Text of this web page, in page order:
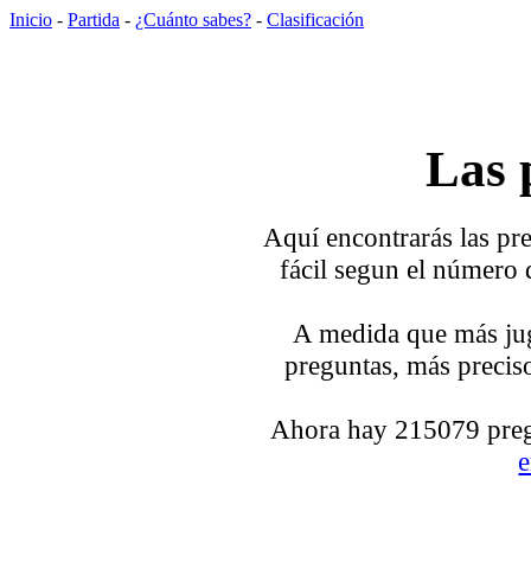
Inicio - Partida - ¿Cuánto sabes? - Clasificación
Las
Aquí encontrarás las
fácil segun el número
A medida que más
preguntas, más
Ahora hay 215079